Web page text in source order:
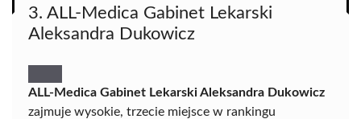
3. ALL-Medica Gabinet Lekarski
Aleksandra Dukowicz
ALL-Medica Gabinet Lekarski Aleksandra Dukowicz
zajmuje wysokie, trzecie miejsce w rankingu